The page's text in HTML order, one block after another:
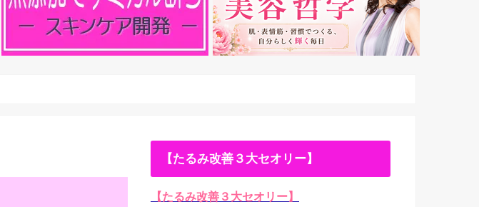
【たるみ改善３大セオリー】
【たるみ改善３大セオリー】